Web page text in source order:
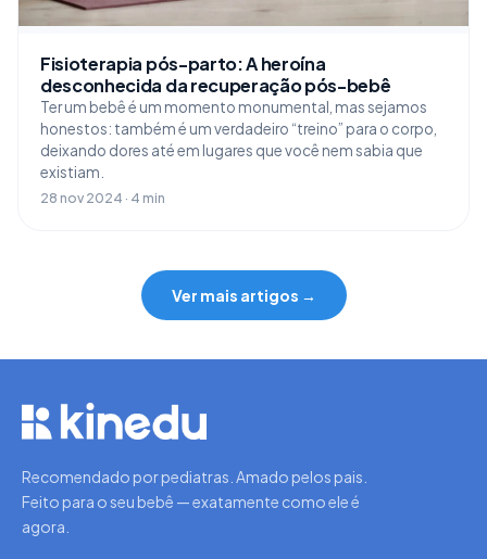
Fisioterapia pós-parto: A heroína
desconhecida da recuperação pós-bebê
Ter um bebê é um momento monumental, mas sejamos
honestos: também é um verdadeiro “treino” para o corpo,
deixando dores até em lugares que você nem sabia que
existiam.
28 nov 2024 · 4 min
Ver mais artigos →
Recomendado por pediatras. Amado pelos pais.
Feito para o seu bebê — exatamente como ele é
agora.